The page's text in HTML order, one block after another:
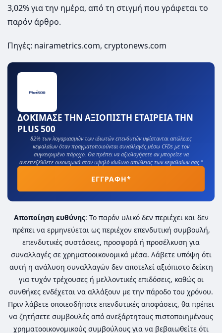
3,02% για την ημέρα, από τη στιγμή που γράφεται το
παρόν άρθρο.
Πηγές: nairametrics.com, cryptonews.com
ΔΟΚΙΜΑΣΕ ΤΗΝ ΑΞΙΟΠΙΣΤΗ ΕΤΑΙΡΕΙΑ ΤΗΝ
PLUS 500
82% των λογαριασμών των ιδιωτών επενδυτών υφίστανται απώλειες
κεφαλαίων όταν πραγματοποιούνται συναλλαγές μέσω CFDs με τον
συγκεκριμένο πάροχο. Θα πρέπει να αξιολογήσετε αν μπορείτε να
αντεπεξέλθετε οικονομικά στον υψηλό κίνδυνο απώλειας των κεφαλαίων σας.”
ΕΓΓΡΑΦΗ*
Αποποίηση ευθύνης: Το παρόν υλικό δεν περιέχει και δεν
πρέπει να ερμηνεύεται ως περιέχον επενδυτική συμβουλή,
επενδυτικές συστάσεις, προσφορά ή προσέλκυση για
συναλλαγές σε χρηματοοικονομικά μέσα. Λάβετε υπόψη ότι
αυτή η ανάλυση συναλλαγών δεν αποτελεί αξιόπιστο δείκτη
για τυχόν τρέχουσες ή μελλοντικές επιδόσεις, καθώς οι
συνθήκες ενδέχεται να αλλάξουν με την πάροδο του χρόνου.
Πριν λάβετε οποιεσδήποτε επενδυτικές αποφάσεις, θα πρέπει
να ζητήσετε συμβουλές από ανεξάρτητους πιστοποιημένους
χρηματοοικονομικούς συμβούλους για να βεβαιωθείτε ότι